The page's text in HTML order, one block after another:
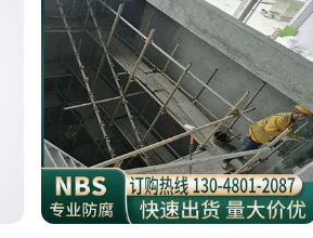
需要兼顾透气性和阻隔性，聚乙烯
呼吸功能实现湿度调节，这是普通防水
工条件：卷材类需要基面平整度达标，
响较大，密封胶需预留足够的固化时
比材料单价差异影响更大。